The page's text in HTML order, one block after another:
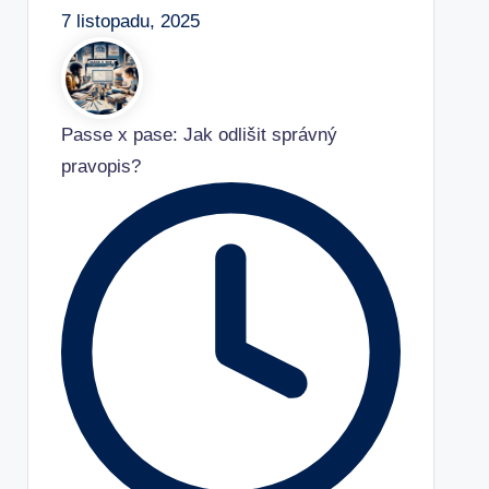
7 listopadu, 2025
Passe x pase: Jak odlišit správný
pravopis?